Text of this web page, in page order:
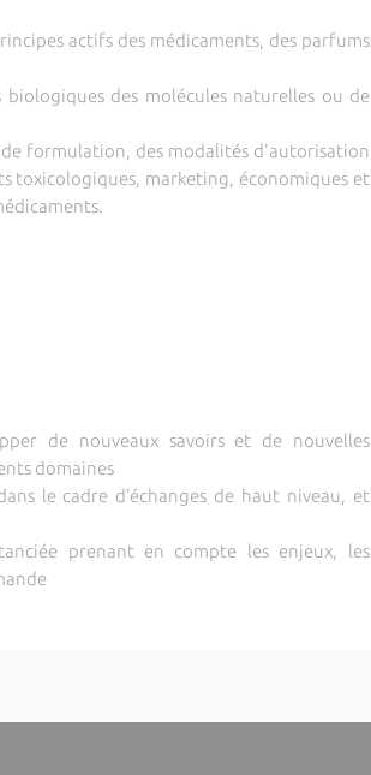
actifs des médicaments, des parfums
biologiques des molécules naturelles ou de
de formulation, des modalités d'autorisation
toxicologiques, marketing, économiques et
de nouveaux savoirs et de nouvelles
domaines
le cadre d’échanges de haut niveau, et
prenant en compte les enjeux, les